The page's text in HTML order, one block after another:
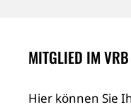
MITGLIED IM
Hier können Sie